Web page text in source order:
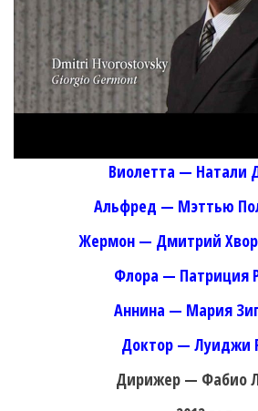
Виолетта — Натали
Альфред — Мэттью
Жермон — Дмитрий
Флора — Патриция
Аннина — Мария
Доктор — Луиджи
Дирижер — Фабио